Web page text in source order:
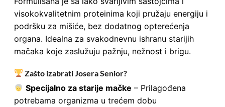
visokokvalitetnim proteinima koji pružaju energiju i
podršku za mišiće, bez dodatnog opterećenja
organa. Idealna za svakodnevnu ishranu starijih
mačaka koje zaslužuju pažnju, nežnost i brigu.
Zašto izabrati Josera Senior?
Specijalno za starije mačke – Prilagođena
potrebama organizma u trećem dobu